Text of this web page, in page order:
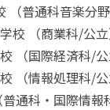
（普通科音楽分野
校 （商業科/公立
（国際経済科/公
（情報処理科/公
通科・国際情報